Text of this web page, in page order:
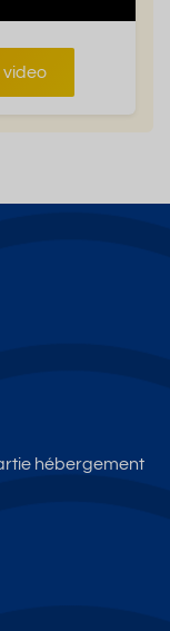
video
hébergement